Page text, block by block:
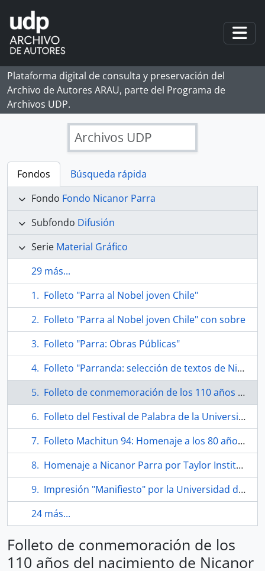
Skip to main content
Plataforma digital de consulta y preservación del
Archivo de Autores ARAU, parte del Programa de
Archivos UDP.
Archivos UDP
Fondos
Búsqueda rápida
Fondo Fondo Nicanor Parra
Subfondo Difusión
Serie Material Gráfico
29 más...
Folleto "Parra al Nobel joven Chile"
Folleto "Parra al Nobel joven Chile" con sobre
Folleto "Parra: Obras Públicas"
Folleto "Parranda: selección de textos de Nicanor Parra hecha por bufones"
Folleto de conmemoración de los 110 años del nacimiento de Nicanor Parra
Folleto del Festival de Palabra de la Universidad de Alcalá "Nicanor Parra. Premio Cervantes"
Folleto Machitun 94: Homenaje a los 80 años de Nicanor Parra
Homenaje a Nicanor Parra por Taylor Institute
Impresión "Manifiesto" por la Universidad de Alcalá
24 más...
Folleto de conmemoración de los
110 años del nacimiento de Nicanor